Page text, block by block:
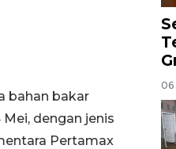
bahan bakar
dengan jenis
Pertamax
06